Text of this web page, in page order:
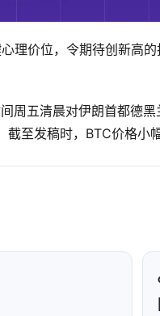
理价位，令期待创新高
周五清晨对伊朗首都德
至发稿时，BTC价格小